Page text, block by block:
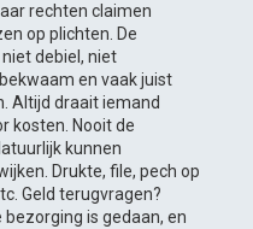
rechten claimen
op plichten. De
debiel, niet
en vaak juist
Altijd draait iemand
kosten. Nooit de
kunnen
Drukte, file, pech op
Geld terugvragen?
bezorging is gedaan, en